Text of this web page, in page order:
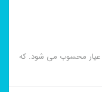
محسوب می شود. که